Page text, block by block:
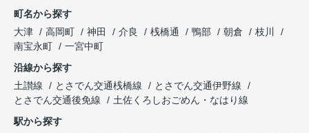
町名から探す
大津
高岡町 神田 介良 桟橋通 鴨部 朝倉
枝川
南宝永町
一宮中町
沿線から探す
土讃線
とさでん交通桟橋線
とさでん交通伊野線
とさでん交通後免線
土佐くろしおごめん・なはり線
駅から探す